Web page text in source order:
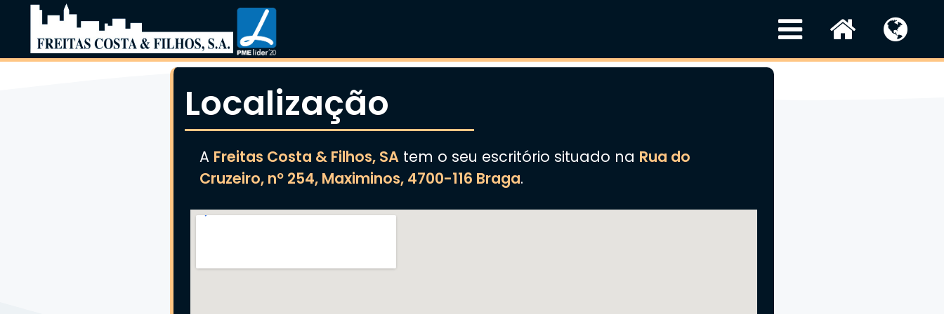
Localização
A Freitas Costa & Filhos, SAtem o seu escritório situado na Rua do
Cruzeiro, nº 254, Maximinos, 4700-116 Braga.